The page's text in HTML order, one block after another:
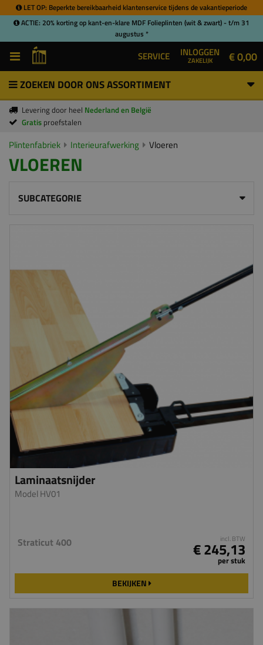
LET OP: Beperkte bereikbaarheid klantenservice tijdens de vakantieperiode
ACTIE: 20% korting op kant-en-klare MDF Folieplinten (wit & zwart) - t/m 31
augustus *
SERVICE INLOGGEN
ZAKELIJK € 0,00
ZOEKEN DOOR ONS ASSORTIMENT
Levering door heel Nederland en België
Gratis proefstalen
Plintenfabriek Interieurafwerking Vloeren
VLOEREN
SUBCATEGORIE
Laminaatsnijder
Model HV01
Straticut 400 incl. BTW
€ 245,13
per stuk
BEKIJKEN